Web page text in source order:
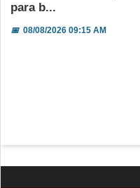
para b...
📅08/08/2026 09:15 AM